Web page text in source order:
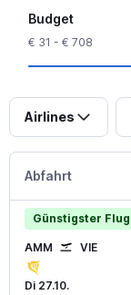
Budget
€ 31 - € 708
Airlines
Abfahrt
Günstigster Flug
AMM VIE
Di 27.10.